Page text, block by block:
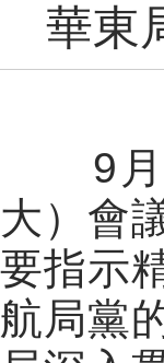
華東
9月
大）會
要指示
航局黨